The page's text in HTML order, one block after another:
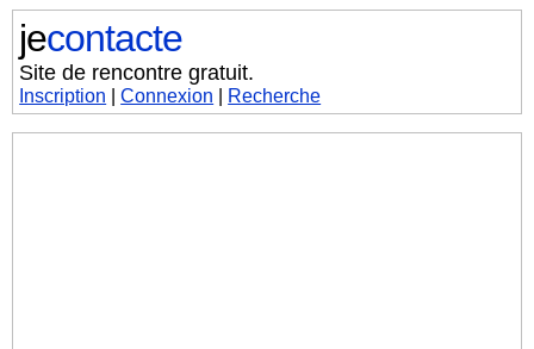
jecontacte
Site de rencontre gratuit.
Inscription |Connexion Recherche